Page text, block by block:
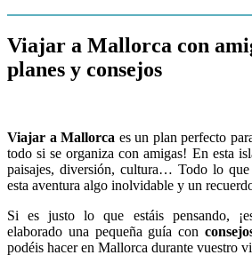
Viajar a Mallorca con
planes y consejos
Viajar a Mallorca es un plan perfecto
todo si se organiza con amigas! En esta
paisajes, diversión, cultura… Todo lo que
esta aventura algo inolvidable y un
Si es justo lo que estáis pensando,
elaborado una pequeña guía con
podéis hacer en Mallorca durante vuestro